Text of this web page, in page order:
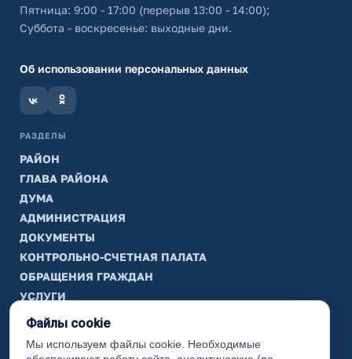
Пятница: 9:00 - 17:00 (перерыв 13:00 - 14:00);
Суббота - воскресенье: выходные дни.
Об использовании персональных данных
РАЗДЕЛЫ
РАЙОН
ГЛАВА РАЙОНА
ДУМА
АДМИНИСТРАЦИЯ
ДОКУМЕНТЫ
КОНТРОЛЬНО-СЧЕТНАЯ ПАЛАТА
ОБРАЩЕНИЯ ГРАЖДАН
УСЛУГИ
ТИК
ИНФОРМАЦИЯ
Файлы cookie
Мы используем файлы cookie. Необходимые